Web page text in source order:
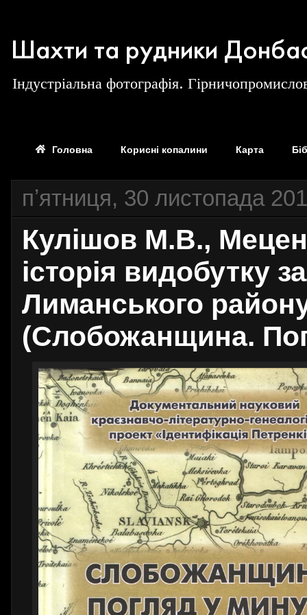
Шахти та рудники
Індустріальна фотографія.
Головна Корисні копалини Карта
пʼятниця, 30 листопада
Кулішов М.В.,
історія видобутку
Лиманського
(Слобожанщина.